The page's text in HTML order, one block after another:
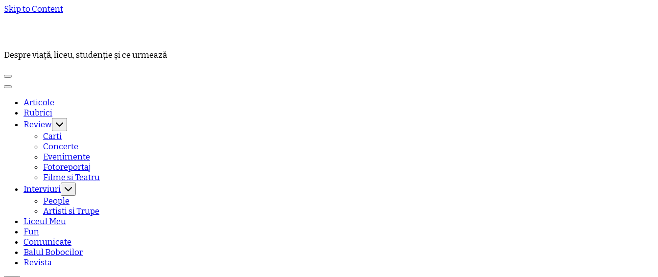
Skip to Content
Despre viață, liceu, studenție și ce urmează
Articole
Rubrici
Review
Carti
Concerte
Evenimente
Fotoreportaj
Filme si Teatru
Interviuri
People
Artisti si Trupe
Liceul Meu
Fun
Comunicate
Balul Bobocilor
Revista